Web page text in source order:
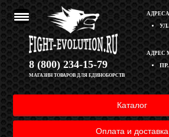
АДРЕС
8 (800) 234-15-79
МАГАЗИН ТОВАРОВ ДЛЯ ЕДИНОБОРСТВ
Каталог
Оплата и доставка
Перейти
к
навигации
Перейти
к
содержимому
Корзина
Полезная информация
Оплата и доставка товара